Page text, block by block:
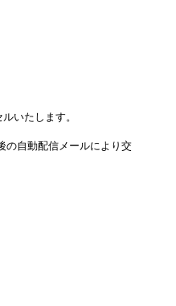
いたします。
の自動配信メールにより交